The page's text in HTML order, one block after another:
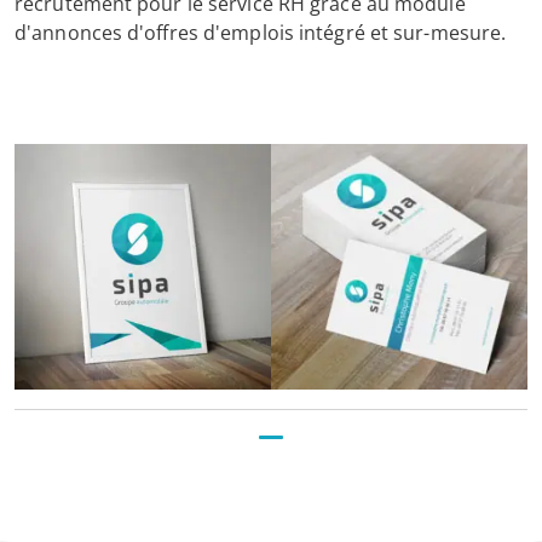
d'annonces d'offres d'emplois intégré et sur-mesure.